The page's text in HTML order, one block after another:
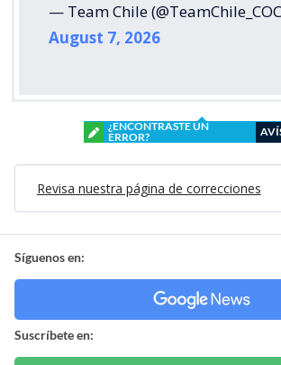
— Team Chile
August 7, 2026
¿ENCONTRASTE UN
ERROR?
Revisa nuestra página de correcciones
Síguenos en:
Suscríbete en: